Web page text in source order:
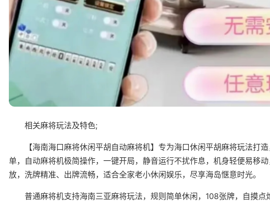
相关麻将玩法及特色;
【海南海口麻将休闲平胡自动麻将机】专为海口休闲平胡麻将玩法打
单，自动麻将机极简操作，一键开局，静音运行不扰作息，机身轻便易移
放，洗牌精准、出牌流畅，适合全家老小休闲娱乐，尽享海岛惬意时光。
普通麻将机支持海南三亚麻将玩法，规则简单休闲，108张牌，自摸点